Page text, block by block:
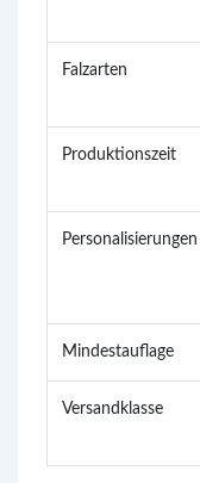
Falzarten
Produktionszeit
Personalisierungen
Mindestauflage
Versandklasse